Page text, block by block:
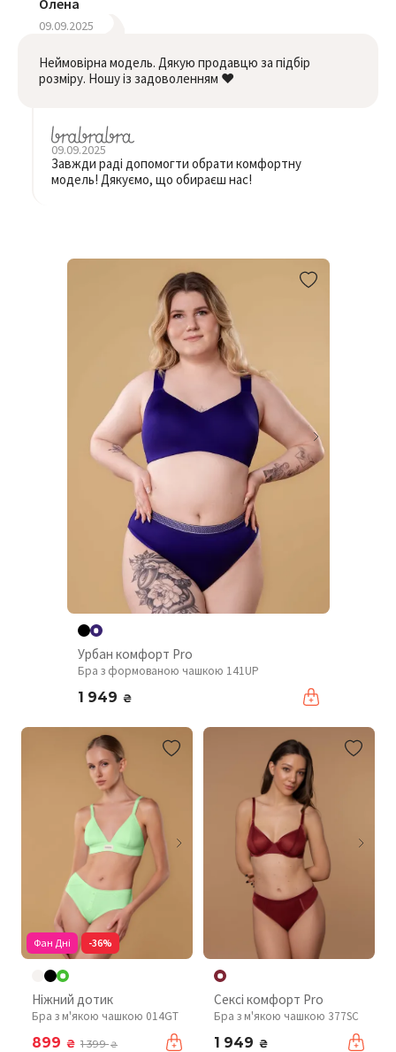
Олена
09.09.2025
Неймовірна модель. Дякую продавцю за підбір
розміру. Ношу із задоволенням ❤️
09.09.2025
Завжди раді допомогти обрати комфортну
модель! Дякуємо, що обираєш нас!
Урбан комфорт Pro
Бра з формованою чашкою 141UP
1 949 ₴
Фан Дні -36%
Ніжний дотик
Бра з м'якою чашкою 014GT
899 ₴ 1 399₴
Сексі комфорт Pro
Бра з м'якою чашкою 377SC
1 949 ₴